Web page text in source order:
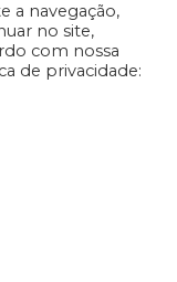
a navegação,
no site,
com nossa
de privacidade: